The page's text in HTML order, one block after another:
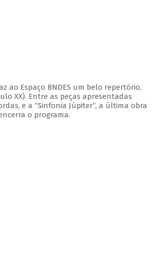
ao Espaço BNDES um belo repertório,
XX). Entre as peças apresentadas
e a “Sinfonia Júpiter”, a última obra
o programa.